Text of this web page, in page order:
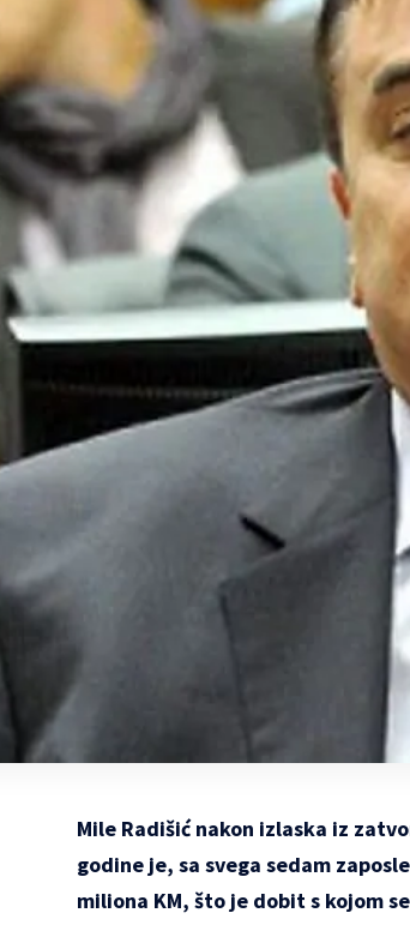
Mile Radišić nakon izlaska iz
godine je, sa svega sedam
miliona KM, što je dobit s kojom